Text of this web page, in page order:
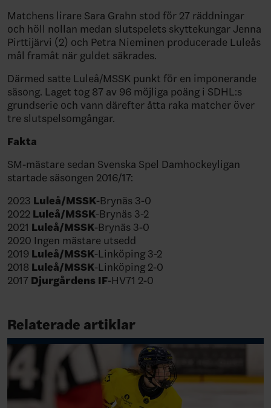
Matchens lirare Sara Grahn stod för 27 räddningar
och höll nollan medan slutspelets skyttekungar Jenna
Pirttijärvi (2) och Petra Nieminen producerade Luleås
mål framåt när guldet säkrades.
Därmed satte Luleå/MSSK punkt för en imponerande
säsong. Laget tog 87 av 96 möjliga poäng i SDHL:s
grundserie och vann därefter åtta raka matcher över
tre slutspelsomgångar.
Fakta
SM-mästare sedan Svenska Spel Damhockeyligan
startade säsongen 2016/17:
2023 Luleå/MSSK-Brynäs 3-0
2022 Luleå/MSSK-Brynäs 3-2
2021 Luleå/MSSK-Brynäs 3-0
2020 Ingen mästare utsedd
2019 Luleå/MSSK-Linköping 3-2
2018 Luleå/MSSK-Linköping 2-0
2017 Djurgårdens IF-HV71 2-0
Relaterade artiklar